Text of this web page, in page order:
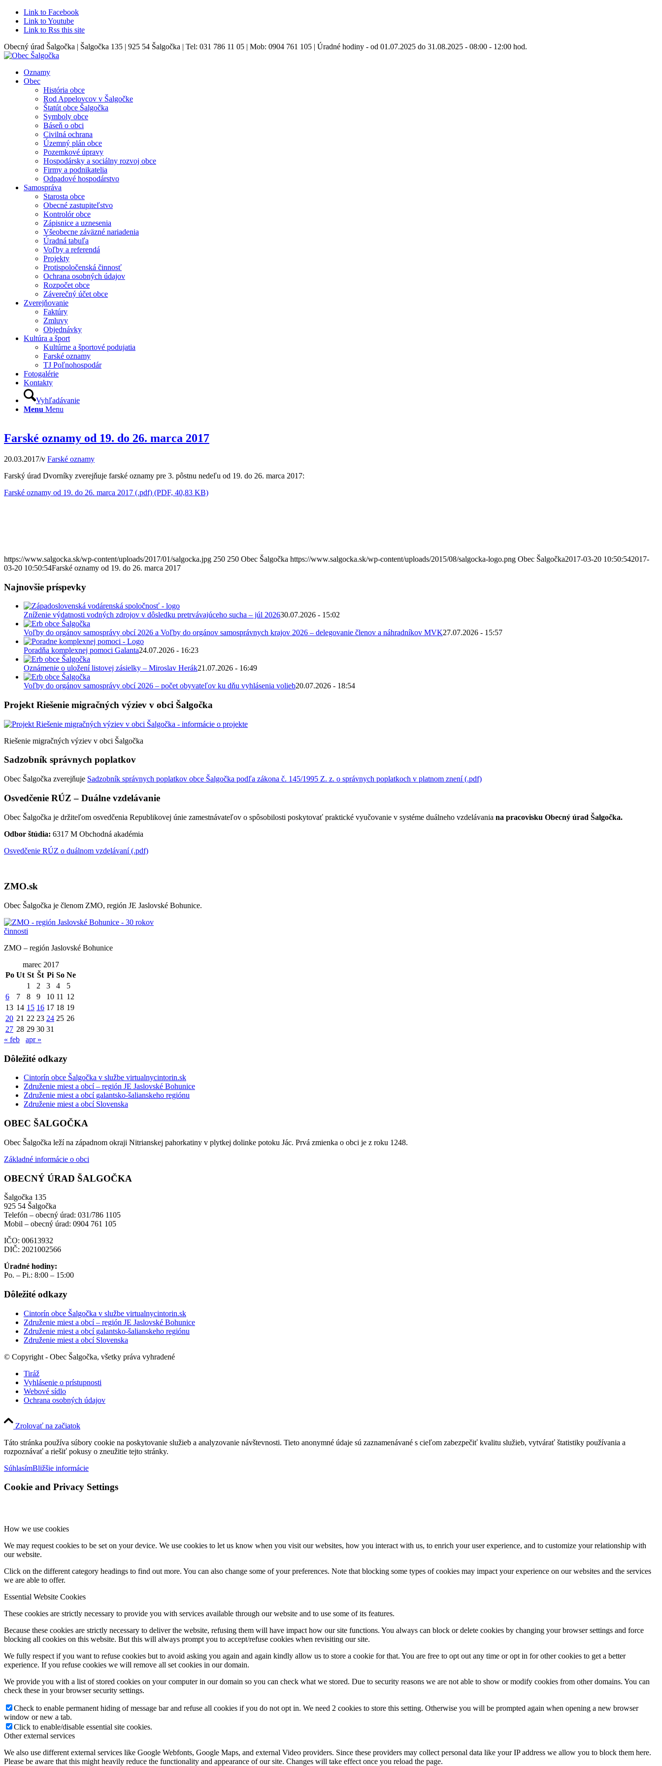
Link to Facebook
Link to Youtube
Link to Rss this site
Obecný úrad Šalgočka | Šalgočka 135 | 925 54 Šalgočka | Tel: 031 786 11 05 | Mob: 0904 761 105 | Úradné hodiny - od 01.07.2025 do 31.08.2025 - 08:00 - 12:00 hod.
Oznamy
Obec
História obce
Rod Appelovcov v Šalgočke
Štatút obce Šalgočka
Symboly obce
Báseň o obci
Civilná ochrana
Územný plán obce
Pozemkové úpravy
Hospodársky a sociálny rozvoj obce
Firmy a podnikatelia
Odpadové hospodárstvo
Samospráva
Starosta obce
Obecné zastupiteľstvo
Kontrolór obce
Zápisnice a uznesenia
Všeobecne záväzné nariadenia
Úradná tabuľa
Voľby a referendá
Projekty
Protispoločenská činnosť
Ochrana osobných údajov
Rozpočet obce
Záverečný účet obce
Zverejňovanie
Faktúry
Zmluvy
Objednávky
Kultúra a šport
Kultúrne a športové podujatia
Farské oznamy
TJ Poľnohospodár
Fotogalérie
Kontakty
Vyhľadávanie
Menu Menu
Farské oznamy od 19. do 26. marca 2017
20.03.2017/v Farské oznamy
Farský úrad Dvorníky zverejňuje farské oznamy pre 3. pôstnu nedeľu od 19. do 26. marca 2017:
Farské oznamy od 19. do 26. marca 2017 (.pdf) (PDF, 40,83 KB)
https://www.salgocka.sk/wp-content/uploads/2017/01/salgocka.jpg 250 250 Obec Šalgočka https://www.salgocka.sk/wp-content/uploads/2015/08/salgocka-logo.png Obec Šalgočka2017-03-20 10:50:542017-
03-20 10:50:54Farské oznamy od 19. do 26. marca 2017
Najnovšie príspevky
Zníženie výdatnosti vodných zdrojov v dôsledku pretrvávajúceho sucha – júl 202630.07.2026 - 15:02
Voľby do orgánov samosprávy obcí 2026 a Voľby do orgánov samosprávnych krajov 2026 – delegovanie členov a náhradníkov MVK27.07.2026 - 15:57
Poradňa komplexnej pomoci Galanta24.07.2026 - 16:23
Oznámenie o uložení listovej zásielky – Miroslav Herák21.07.2026 - 16:49
Voľby do orgánov samosprávy obcí 2026 – počet obyvateľov ku dňu vyhlásenia volieb20.07.2026 - 18:54
Projekt Riešenie migračných výziev v obci Šalgočka
Riešenie migračných výziev v obci Šalgočka
Sadzobník správnych poplatkov
Obec Šalgočka zverejňuje Sadzobník správnych poplatkov obce Šalgočka podľa zákona č. 145/1995 Z. z. o správnych poplatkoch v platnom znení (.pdf)
Osvedčenie RÚZ – Duálne vzdelávanie
Obec Šalgočka je držiteľom osvedčenia Republikovej únie zamestnávateľov o spôsobilosti poskytovať praktické vyučovanie v systéme duálneho vzdelávania na pracovisku Obecný úrad Šalgočka.
Odbor štúdia: 6317 M Obchodná akadémia
Osvedčenie RÚZ o duálnom vzdelávaní (.pdf)
ZMO.sk
Obec Šalgočka je členom ZMO, región JE Jaslovské Bohunice.
ZMO – región Jaslovské Bohunice
marec 2017
Po Ut St Št Pi So Ne
1
2 3 4
5
6
7 8 9 10 11 12
13 14 15 16 17 18 19
20 21 22 23 24 25 26
27 28 29 30 31
« feb
apr »
Dôležité odkazy
Cintorín obce Šalgočka v službe virtualnycintorin.sk
Združenie miest a obcí – región JE Jaslovské Bohunice
Združenie miest a obcí galantsko-šalianskeho regiónu
Združenie miest a obcí Slovenska
OBEC ŠALGOČKA
Obec Šalgočka leží na západnom okraji Nitrianskej pahorkatiny v plytkej dolinke potoku Jác. Prvá zmienka o obci je z roku 1248.
Základné informácie o obci
OBECNÝ ÚRAD ŠALGOČKA
Šalgočka 135
925 54 Šalgočka
Telefón – obecný úrad: 031/786 1105
Mobil – obecný úrad: 0904 761 105
IČO: 00613932
DIČ: 2021002566
Úradné hodiny:
Po. – Pi.: 8:00 – 15:00
Dôležité odkazy
Cintorín obce Šalgočka v službe virtualnycintorin.sk
Združenie miest a obcí – región JE Jaslovské Bohunice
Združenie miest a obcí galantsko-šalianskeho regiónu
Združenie miest a obcí Slovenska
© Copyright - Obec Šalgočka, všetky práva vyhradené
Tiráž
Vyhlásenie o prístupnosti
Webové sídlo
Ochrana osobných údajov
Zrolovať na začiatok
Táto stránka používa súbory cookie na poskytovanie služieb a analyzovanie návštevnosti. Tieto anonymné údaje sú zaznamenávané s cieľom zabezpečiť kvalitu služieb, vytvárať štatistiky používania a
rozpoznávať a riešiť pokusy o zneužitie tejto stránky.
SúhlasímBližšie informácie
Cookie and Privacy Settings
How we use cookies
We may request cookies to be set on your device. We use cookies to let us know when you visit our websites, how you interact with us, to enrich your user experience, and to customize your relationship with
our website.
Click on the different category headings to find out more. You can also change some of your preferences. Note that blocking some types of cookies may impact your experience on our websites and the services
we are able to offer.
Essential Website Cookies
These cookies are strictly necessary to provide you with services available through our website and to use some of its features.
Because these cookies are strictly necessary to deliver the website, refusing them will have impact how our site functions. You always can block or delete cookies by changing your browser settings and force
blocking all cookies on this website. But this will always prompt you to accept/refuse cookies when revisiting our site.
We fully respect if you want to refuse cookies but to avoid asking you again and again kindly allow us to store a cookie for that. You are free to opt out any time or opt in for other cookies to get a better
experience. If you refuse cookies we will remove all set cookies in our domain.
We provide you with a list of stored cookies on your computer in our domain so you can check what we stored. Due to security reasons we are not able to show or modify cookies from other domains. You can
check these in your browser security settings.
Check to enable permanent hiding of message bar and refuse all cookies if you do not opt in. We need 2 cookies to store this setting. Otherwise you will be prompted again when opening a new browser
window or new a tab.
Click to enable/disable essential site cookies.
Other external services
We also use different external services like Google Webfonts, Google Maps, and external Video providers. Since these providers may collect personal data like your IP address we allow you to block them here.
Please be aware that this might heavily reduce the functionality and appearance of our site. Changes will take effect once you reload the page.